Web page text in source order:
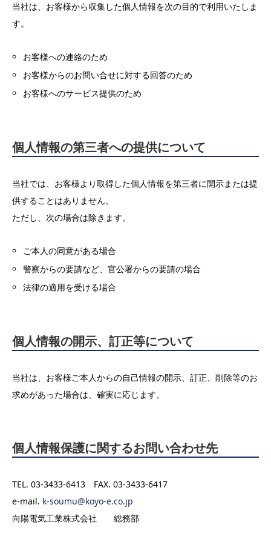
当社は、お客様から収集した個人情報を次の目的で利用いたしま
す。
お客様への連絡のため
お客様からのお問い合せに対する回答のため
お客様へのサービス提供のため
個人情報の第三者への提供について
当社では、お客様より取得した個人情報を第三者に開示または提
供することはありません。
ただし、次の場合は除きます。
ご本人の同意がある場合
警察からの要請など、官公署からの要請の場合
法律の適用を受ける場合
個人情報の開示、訂正等について
当社は、お客様ご本人からの自己情報の開示、訂正、削除等のお
求めがあった場合は、確実に応じます。
個人情報保護に関するお問い合わせ先
TEL. 03-3433-6413 FAX. 03-3433-6417
e-mail. k-soumu@koyo-e.co.jp
向陽電気工業株式会社 総務部